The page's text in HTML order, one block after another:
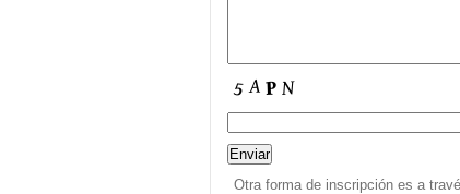
Otra forma de inscripción es a